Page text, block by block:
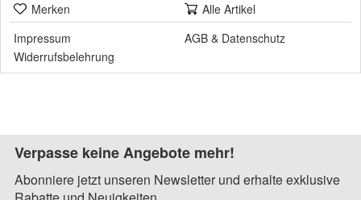
Merken
Alle Artikel
Impressum
AGB & Datenschutz
Widerrufsbelehrung
Verpasse keine Angebote mehr!
Abonniere jetzt unseren Newsletter und erhalte exklusive